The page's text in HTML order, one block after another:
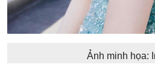
Ảnh minh họa: